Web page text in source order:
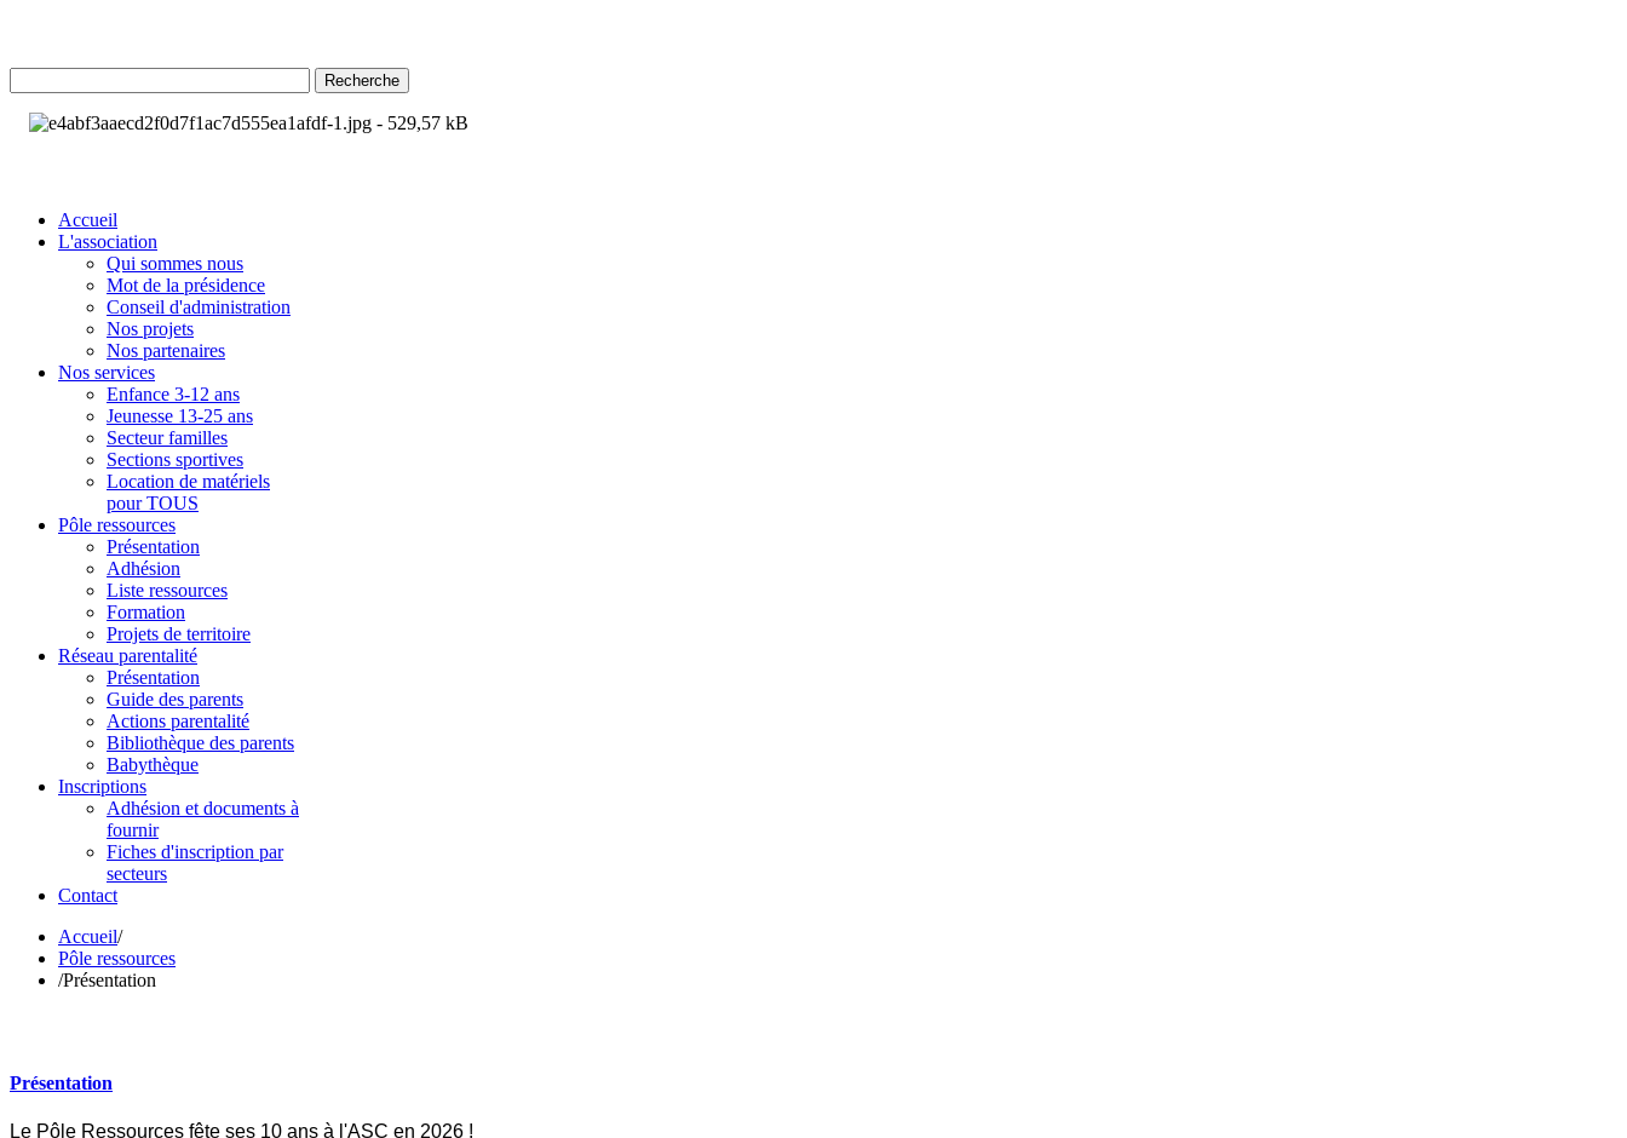
Recherche
Accueil
L'association
Qui sommes nous
Mot de la présidence
Conseil d'administration
Nos projets
Nos partenaires
Nos services
Enfance 3-12 ans
Jeunesse 13-25 ans
Secteur familles
Sections sportives
Location de matériels
pour TOUS
Pôle ressources
Présentation
Adhésion
Liste ressources
Formation
Projets de territoire
Réseau parentalité
Présentation
Guide des parents
Actions parentalité
Bibliothèque des parents
Babythèque
Inscriptions
Adhésion et documents à
fournir
Fiches d'inscription par
secteurs
Contact
Accueil/
Pôle ressources
/Présentation
Présentation
Le Pôle Ressources fête ses 10 ans à l'ASC en 2026 !